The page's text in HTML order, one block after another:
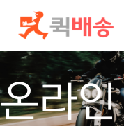
건너뛰기
온라